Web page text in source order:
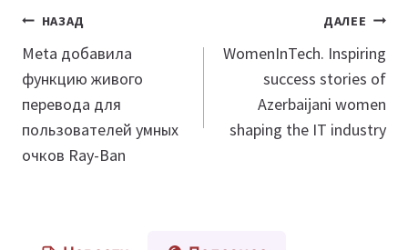
Навигация
по
записям
НАЗАД
Meta добавила
функцию живого
перевода для
пользователей умных
очков Ray-Ban
ДАЛЕЕ
WomenInTech. Inspiring
success stories of
Azerbaijani women
shaping the IT industry